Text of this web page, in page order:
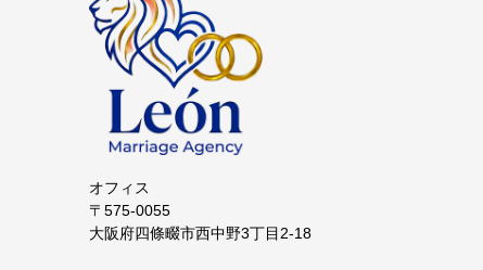
オフィス
〒575-0055
大阪府四條畷市西中野3丁目2-18